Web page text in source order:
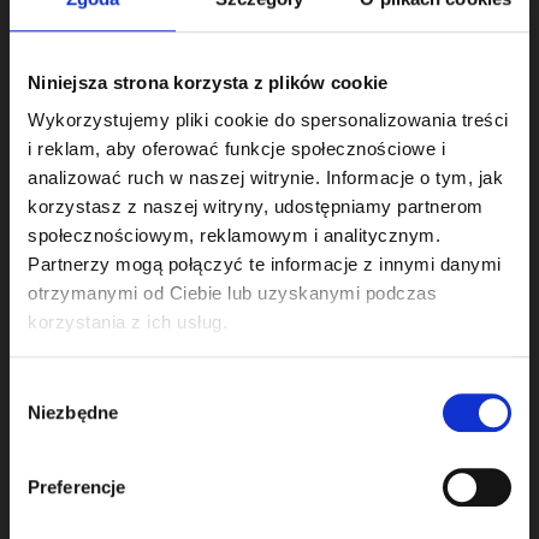
Niniejsza strona korzysta z plików cookie
Wykorzystujemy pliki cookie do spersonalizowania treści
i reklam, aby oferować funkcje społecznościowe i
analizować ruch w naszej witrynie. Informacje o tym, jak
korzystasz z naszej witryny, udostępniamy partnerom
społecznościowym, reklamowym i analitycznym.
Partnerzy mogą połączyć te informacje z innymi danymi
otrzymanymi od Ciebie lub uzyskanymi podczas
korzystania z ich usług.
zgody
Niezbędne
Preferencje
w których należy ją odłożyć.
Przeciwwskazania obejmują przede wszystkim stany
zapalne lub urazy mogące nasilić się po zabiegu.
• ostre infekcje bakteryjne lub wirusowe oczu
• świeży uraz gałki ocznej lub niedawno wykonany zabieg
• aktywna gradówka wymagająca interwencji
• alergia na którykolwiek ze stosowanych preparatów